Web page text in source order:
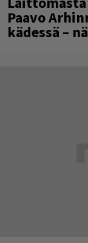
Paavo
kädessä –